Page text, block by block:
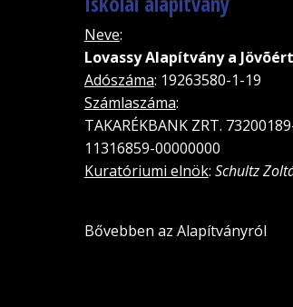
Neve:
Lovassy Alapítvány a Jövõért
Adószáma: 19263580-1-19
Számlaszáma:
TAKARÉKBANK ZRT.
11316859-00000000
Kuratóriumi elnök: Schultz
Bővebben az Alapítványról